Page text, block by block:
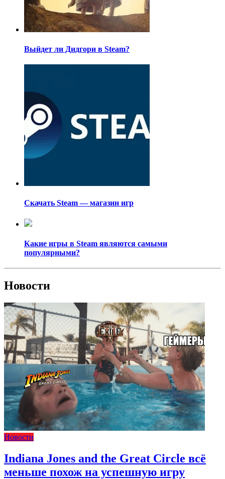
Выйдет ли Дидгори в Steam?
Скачать Steam — магазин игр
Какие игры в Steam являются самыми
популярными?
Новости
Новости
Indiana Jones and the Great Circle всё
меньше похож на успешную игру